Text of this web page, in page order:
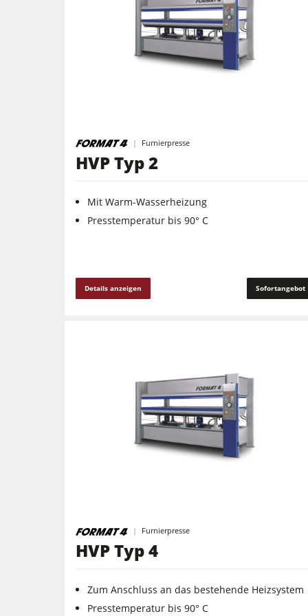
Kombimaschinen
Kantenanleimmaschinen
Bohrmaschinen
Rohluftabsauggeräte
F4Solutions Software
Furnierpresse
HVP Typ 2
Mit Warm-Wasserheizung
Presstemperatur bis 90° C
Details anzeigen Sofortangebot
Furnierpresse
HVP Typ 4
Zum Anschluss an das bestehende Heizsystem
Presstemperatur bis 90° C